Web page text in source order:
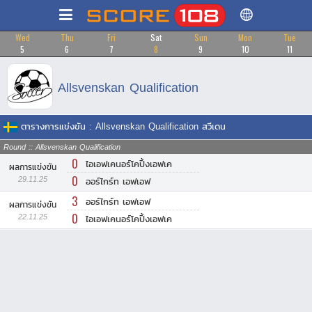
Wed
5
Thu
6
Fri
7
Sat
8
Sun
9
Mon
10
Tue
11
Allsvenskan Qualification
ตารางการแข่งขัน : Allsvenskan Qualification สวีเดน
Round :: Allsvenskan Qualification
ผลการแข่งขัน
29.11.25
0 ไอเอฟเคนอร์โคปิ้งเอฟเค
0 ออร์ไกร์ท เอฟเอฟ
ผลการแข่งขัน
22.11.25
3 ออร์ไกร์ท เอฟเอฟ
0 ไอเอฟเคนอร์โคปิ้งเอฟเค